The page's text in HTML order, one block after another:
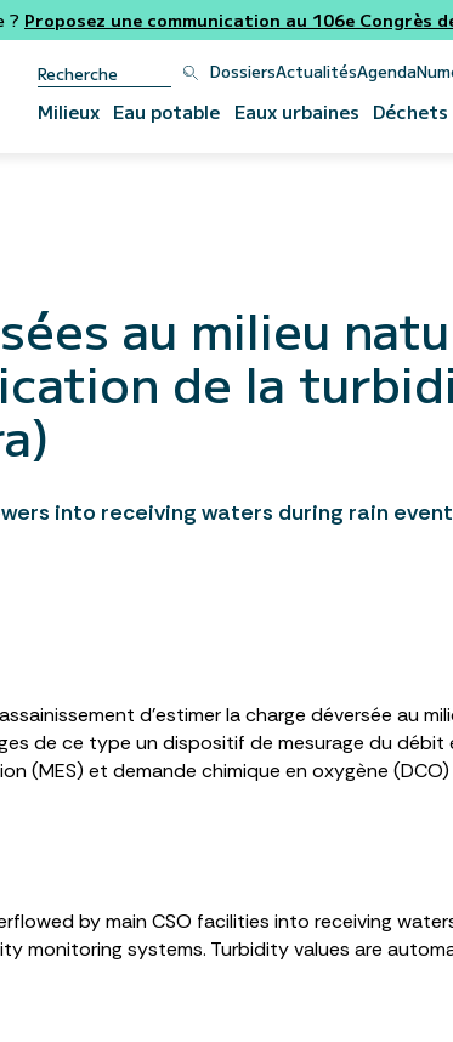
? Proposez une communication au 106e Congrès
DossiersActualitésAgenda
Milieux Eau potable Eaux urbaines Déchets
au milieu
de la
into receiving waters during rain
d’estimer la charge déversée au
de ce type un dispositif de mesurage du
(MES) et demande chimique en oxygène
by main CSO facilities into receiving
monitoring systems. Turbidity values are